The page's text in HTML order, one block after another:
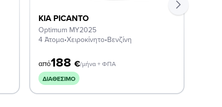
KIA PICANTO
Optimum MY2025
4 Άτομα•Χειροκίνητο•Βενζίνη
από188 €/μήνα + ΦΠΑ
ΔΙΑΘΈΣΙΜΟ